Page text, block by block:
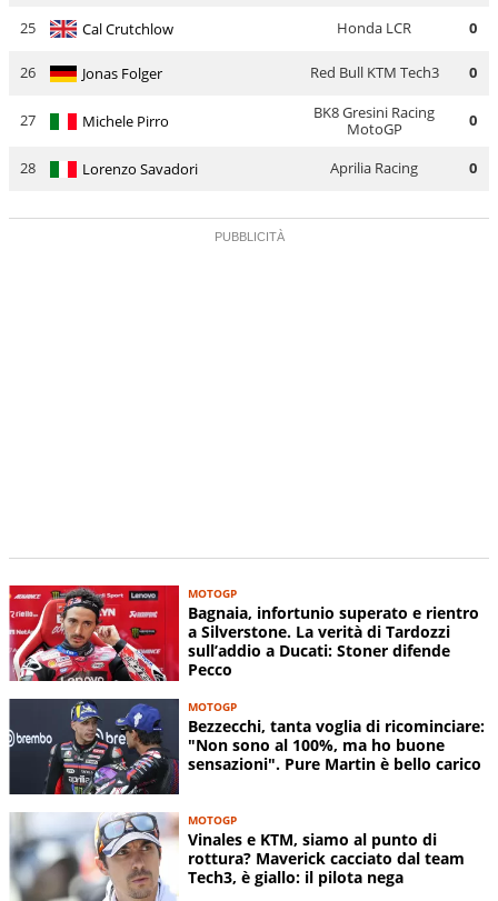
25 Cal Crutchlow Honda LCR 0
26 Jonas Folger Red Bull KTM Tech3 0
27 Michele Pirro
BK8 Gresini Racing
MotoGP
0
28 Lorenzo Savadori Aprilia Racing 0
MOTOGP
Bagnaia, infortunio superato e rientro
a Silverstone. La verità di Tardozzi
sull’addio a Ducati: Stoner difende
Pecco
MOTOGP
Bezzecchi, tanta voglia di ricominciare:
"Non sono al 100%, ma ho buone
sensazioni". Pure Martin è bello carico
MOTOGP
Vinales e KTM, siamo al punto di
rottura? Maverick cacciato dal team
Tech3, è giallo: il pilota nega